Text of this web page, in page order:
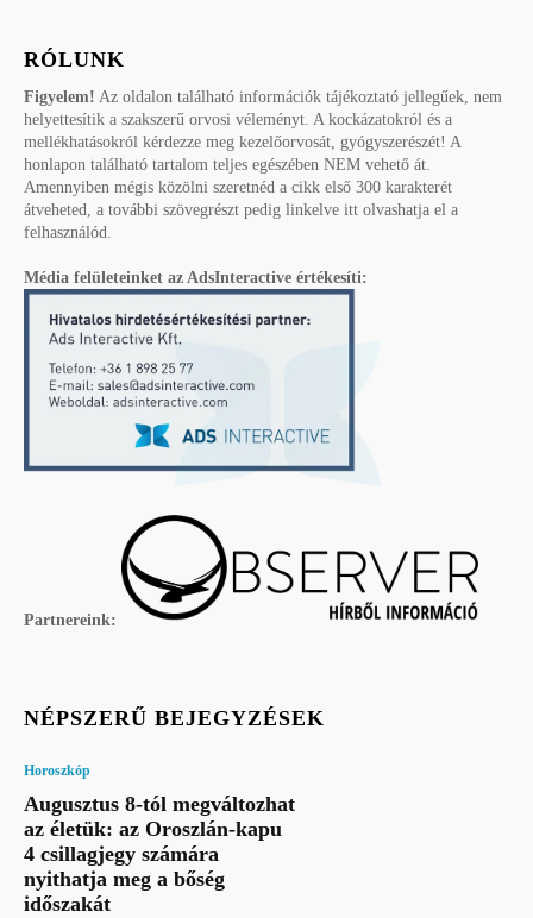
RÓLUNK
Figyelem! Az oldalon található információk tájékoztató jellegűek, nem
helyettesítik a szakszerű orvosi véleményt. A kockázatokról és a
mellékhatásokról kérdezze meg kezelőorvosát, gyógyszerészét! A
honlapon található tartalom teljes egészében NEM vehető át.
Amennyiben mégis közölni szeretnéd a cikk első 300 karakterét
átveheted, a további szövegrészt pedig linkelve itt olvashatja el a
felhasználód.
Média felületeinket az AdsInteractive értékesíti:
Partnereink:
NÉPSZERŰ BEJEGYZÉSEK
Horoszkóp
Augusztus 8-tól megváltozhat
az életük: az Oroszlán-kapu
4 csillagjegy számára
nyithatja meg a bőség
időszakát